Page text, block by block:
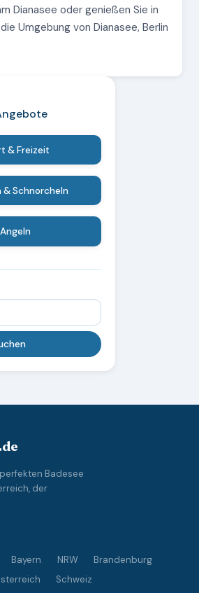
Dianasee oder genießen Sie in
Umgebung von Dianasee, Berlin
& Freizeit
& Schnorcheln
Badesee
der
Bayern NRW
Brandenburg
Schweiz